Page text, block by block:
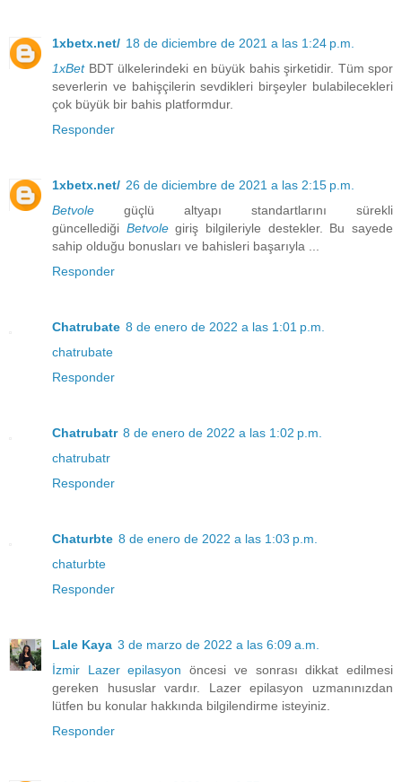
1xbetx.net/ 18 de diciembre de 2021 a las 1:24 p.m.
1xBetBDT ülkelerindeki en büyük bahis şirketidir. Tüm spor
severlerin ve bahişçilerin sevdikleri birşeyler bulabilecekleri
çok büyük bir bahis platformdur.
Responder
1xbetx.net/ 26 de diciembre de 2021 a las 2:15 p.m.
Betvole
güçlü altyapı standartlarını sürekli
güncellediği Betvolegiriş bilgileriyle destekler. Bu sayede
sahip olduğu bonusları ve bahisleri başarıyla ...
Responder
Chatrubate 8 de enero de 2022 a las 1:01 p.m.
chatrubate
Responder
Chatrubatr 8 de enero de 2022 a las 1:02 p.m.
chatrubatr
Responder
Chaturbte 8 de enero de 2022 a las 1:03 p.m.
chaturbte
Responder
Lale Kaya 3 de marzo de 2022 a las 6:09 a.m.
İzmir Lazer epilasyon öncesi ve sonrası dikkat edilmesi
gereken hususlar vardır. Lazer epilasyon uzmanınızdan
lütfen bu konular hakkında bilgilendirme isteyiniz.
Responder